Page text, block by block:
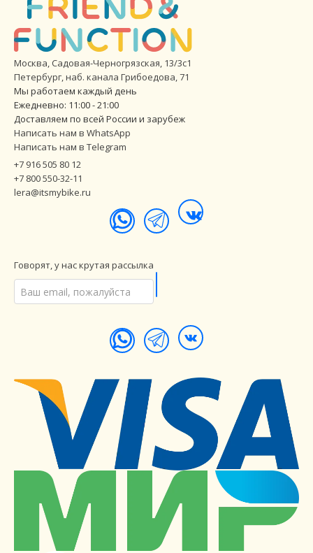
Москва, Садовая-Черногрязская, 13/3с1
Петербург,наб. канала Грибоедова, 71
Мы работаем каждый день
Ежедневно: 11:00 - 21:00
Доставляем по всей России и зарубеж
Написать нам в WhatsApp
Написать нам в Telegram
+7 916 505 80 12
+7 800 550-32-11
lera@itsmybike.ru
Говорят, у нас крутая рассылка